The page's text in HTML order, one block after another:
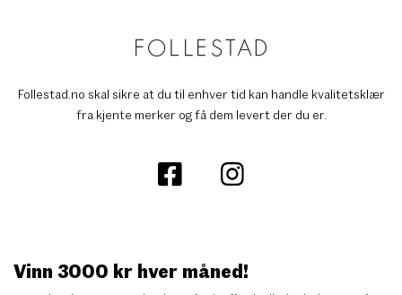
Follestad.no skal sikre at du til enhver tid kan handle kvalitetsklær
fra kjente merker og få dem levert der du er.
Vinn 3000 kr hver måned!